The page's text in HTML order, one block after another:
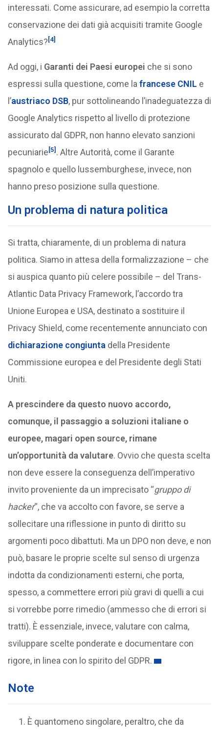
interessati. Come assicurare, ad esempio la corretta
conservazione dei dati già acquisiti tramite Google
Analytics?[4]
Ad oggi, i Garanti dei Paesi europei che si sono
espressi sulla questione, come la francese CNIL e
l’austriaco DSB, pur sottolineando l’inadeguatezza di
Google Analytics rispetto al livello di protezione
assicurato dal GDPR, non hanno elevato sanzioni
pecuniarie[5] . Altre Autorità, come il Garante
spagnolo e quello lussemburghese, invece, non
hanno preso posizione sulla questione.
Un problema di natura politica
Si tratta, chiaramente, di un problema di natura
politica. Siamo in attesa della formalizzazione – che
si auspica quanto più celere possibile – del Trans-
Atlantic Data Privacy Framework, l’accordo tra
Unione Europea e USA, destinato a sostituire il
Privacy Shield, come recentemente annunciato con
dichiarazione congiunta della Presidente
Commissione europea e del Presidente degli Stati
Uniti.
A prescindere da questo nuovo accordo,
comunque, il passaggio a soluzioni italiane o
europee, magari open source, rimane
un’opportunità da valutare. Ovvio che questa scelta
non deve essere la conseguenza dell’imperativo
invito proveniente da un imprecisato “gruppo di
hacker“, che va accolto con favore, se serve a
sollecitare una riflessione in punto di diritto su
argomenti poco dibattuti. Ma un DPO non deve, e non
può, basare le proprie scelte sul senso di urgenza
indotta da condizionamenti esterni, che porta,
spesso, a commettere errori più gravi di quelli a cui
si vorrebbe porre rimedio (ammesso che di errori si
tratti). È essenziale, invece, valutare con calma,
sviluppare scelte ponderate e documentare con
rigore, in linea con lo spirito del GDPR.
Note
È quantomeno singolare, peraltro, che da